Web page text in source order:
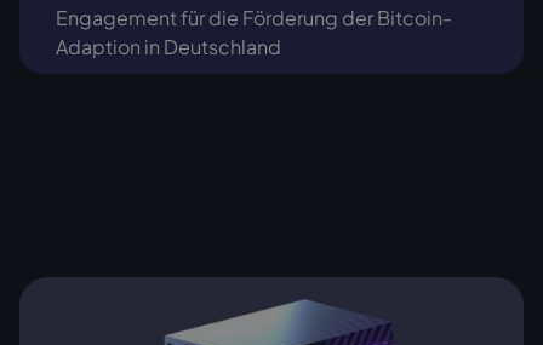
Engagement für die Förderung der Bitcoin-
Adaption in Deutschland